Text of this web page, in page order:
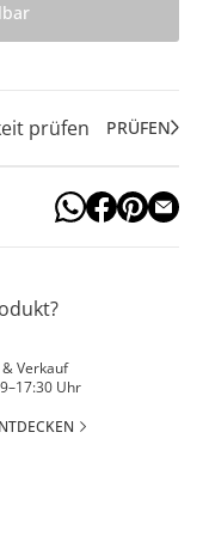
prüfen PRÜFEN
Verkauf
Uhr